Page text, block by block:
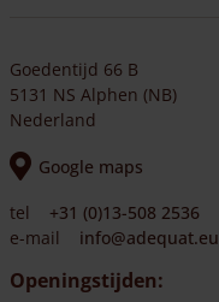
Goedentijd 66 B
5131 NS Alphen (NB)
Nederland
Google maps
tel
+31 (0)13-508 2536
e-mail
info@adequat.eu
Openingstijden: